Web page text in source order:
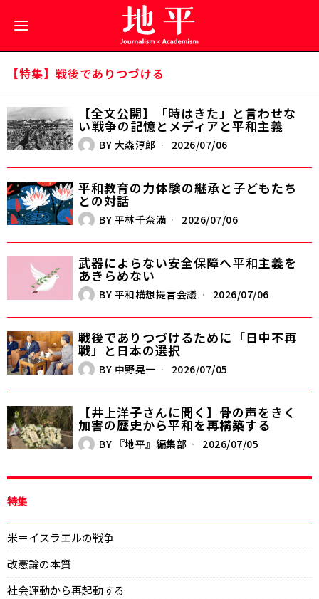
【特集】戦後でありつづける
【全文公開】「時はきた」と言わせな
い――戦争の記憶とメディアと平和主義
BY 大森淳郎 2026/07/06
平和教育の力――体験の継承と子どもたち
との対話
BY 平林千奈満 2026/07/06
武器によらない安全保障へ――平和主義を
あきらめない
BY 平和構想提言会議 2026/07/06
戦後でありつづけるために――「日中不再
戦」と日本の選択
BY 中野晃一 2026/07/05
【井上洋子さんに聞く】骨の声をきく――
加害の歴史から平和を再構築する
BY 『地平』編集部 2026/07/05
特集
米＝イスラエルの戦争
改憲論の本質
社会運動から再起動する